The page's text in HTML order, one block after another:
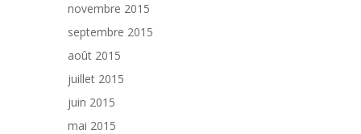
novembre 2015
septembre 2015
août 2015
juillet 2015
juin 2015
mai 2015